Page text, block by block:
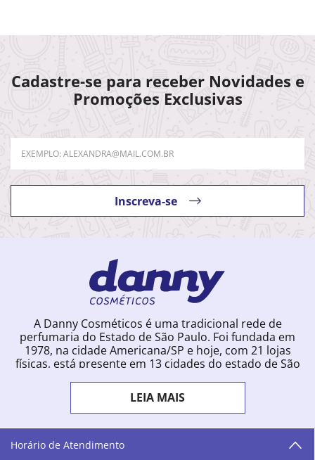
Cadastre-se para receber Novidades e
Promoções Exclusivas
Inscreva-se
A Danny Cosméticos é uma tradicional rede de
perfumaria do Estado de São Paulo. Foi fundada em
1978, na cidade Americana/SP e hoje, com 21 lojas
físicas, está presente em 13 cidades do estado de São
começou a vender para todo o território brasileiro.
Com uma infinidade de marcas e a filosofia de vender
produtos que vão do popular ao luxo, a Danny
Cosméticos mantém parceria com aproximadamente
300 grandes fornecedores e lançamentos diários na
LEIA MAIS
Horário de Atendimento